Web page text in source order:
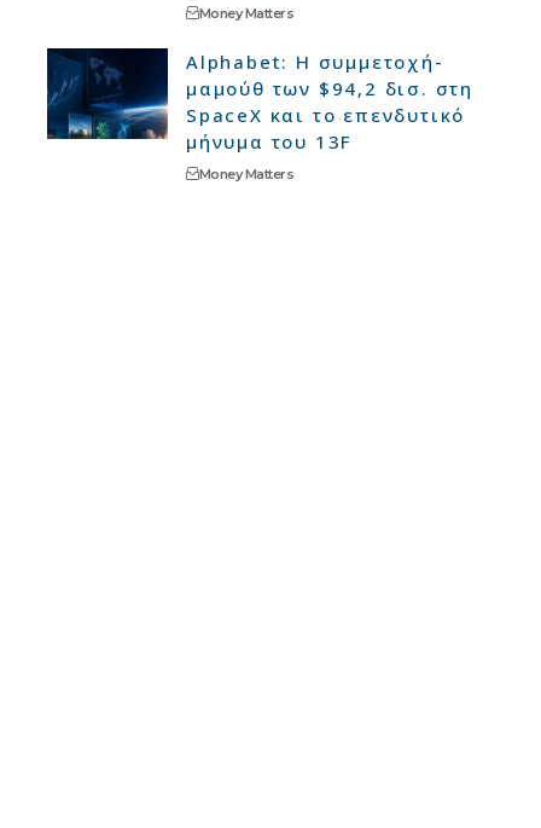
Money Matters
Alphabet: Η συμμετοχή-
μαμούθ των $94,2 δισ. στη
SpaceX και το επενδυτικό
μήνυμα του 13F
Money Matters